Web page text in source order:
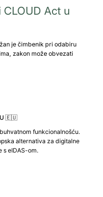
Act u
je čimbenik pri odabiru
zakon može obvezati
🇪🇺
funkcionalnošću.
alternativa za digitalne
s eIDAS-om.